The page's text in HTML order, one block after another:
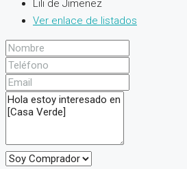
Lili de Jimenez
Ver enlace de listados